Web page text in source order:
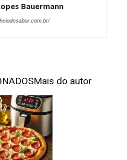
Bauermann
Mais do autor